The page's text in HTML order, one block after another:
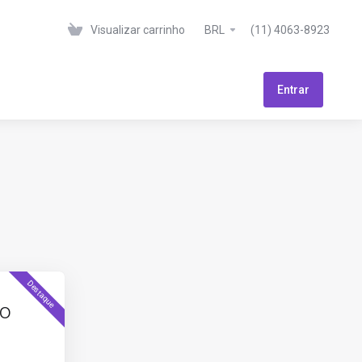
Visualizar carrinho BRL (11) 4063-8923
Entrar
Destaque